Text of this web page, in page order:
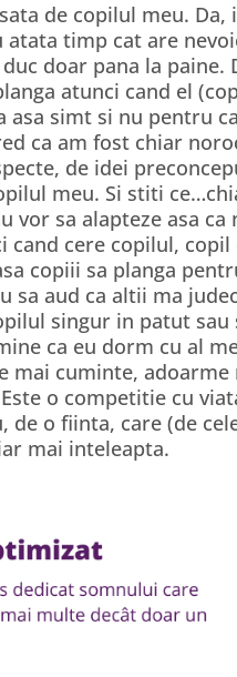
de copilul meu.
atata timp cat are
doar pana la
atunci cand el
simt si nu pentru
ca am fost chiar
de idei
meu. Si stiti
vor sa alapteze asa
cand cere copilul,
copiii sa planga
sa aud ca altii ma
singur in patut sau
ca eu dorm cu al
mai cuminte,
o competitie cu
de o fiinta, care (de
mai inteleapta.